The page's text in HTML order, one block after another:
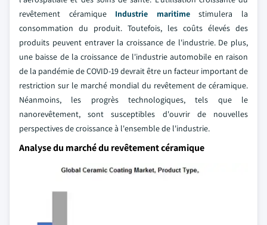
revêtement céramique Industrie maritimestimulera la
consommation du produit. Toutefois, les coûts élevés des
produits peuvent entraver la croissance de l'industrie. De plus,
une baisse de la croissance de l'industrie automobile en raison
de la pandémie de COVID-19 devrait être un facteur important de
restriction sur le marché mondial du revêtement de céramique.
Néanmoins, les progrès technologiques, tels que le
nanorevêtement, sont susceptibles d'ouvrir de nouvelles
perspectives de croissance à l'ensemble de l'industrie.
Analyse du marché du revêtement céramique